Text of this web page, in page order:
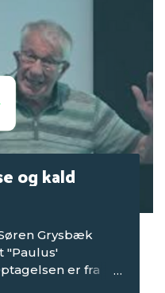
og kald
Grysbæk
"Paulus'
er fra